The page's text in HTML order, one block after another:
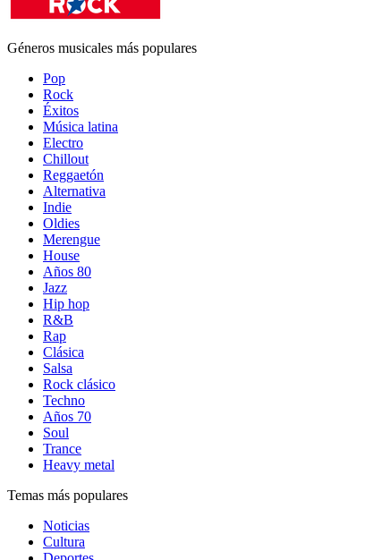
Géneros musicales más populares
Pop
Rock
Éxitos
Música latina
Electro
Chillout
Reggaetón
Alternativa
Indie
Oldies
Merengue
House
Años 80
Jazz
Hip hop
R&B
Rap
Clásica
Salsa
Rock clásico
Techno
Años 70
Soul
Trance
Heavy metal
Temas más populares
Noticias
Cultura